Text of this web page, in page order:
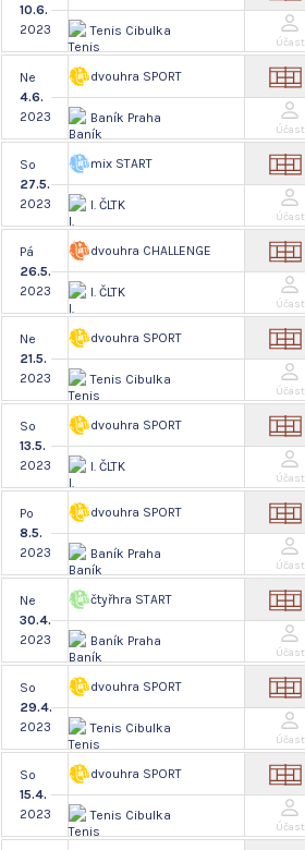
10.6.
2023
Tenis Cibulka
Účast
Ne
4.6.
2023
dvouhra SPORT
Baník Praha
Účast
So
27.5.
2023
mix START
I. ČLTK
Účast
Pá
26.5.
2023
dvouhra CHALLENGE
I. ČLTK
Účast
Ne
21.5.
2023
dvouhra SPORT
Tenis Cibulka
Účast
So
13.5.
2023
dvouhra SPORT
I. ČLTK
Účast
Po
8.5.
2023
dvouhra SPORT
Baník Praha
Účast
Ne
30.4.
2023
čtyřhra START
Baník Praha
Účast
So
29.4.
2023
dvouhra SPORT
Tenis Cibulka
Účast
So
15.4.
2023
dvouhra SPORT
Tenis Cibulka
Účast